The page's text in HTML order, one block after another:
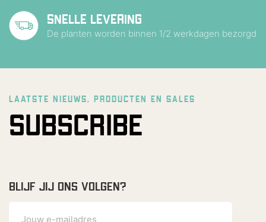
SNELLE LEVERING
De planten worden binnen 1/2 werkdagen bezorgd
LAATSTE NIEUWS, PRODUCTEN EN SALES
SUBSCRIBE
BLIJF JIJ ONS VOLGEN?